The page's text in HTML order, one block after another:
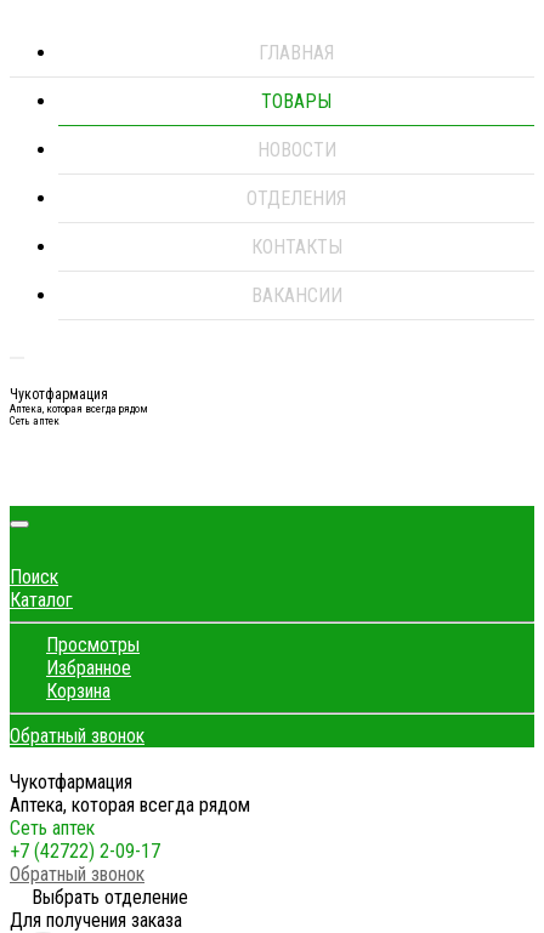
ГЛАВНАЯ
ТОВАРЫ
НОВОСТИ
ОТДЕЛЕНИЯ
КОНТАКТЫ
ВАКАНСИИ
Чукотфармация
Аптека, которая всегда рядом
Сеть аптек
Поиск
Каталог
Просмотры
Избранное
Корзина
Обратный звонок
Чукотфармация
Аптека, которая всегда рядом
Сеть аптек
+7 (42722) 2-09-17
Обратный звонок
Выбрать отделение
Для получения заказа